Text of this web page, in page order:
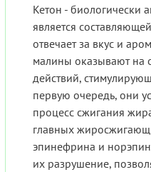
Кетон - биологически
является
отвечает за вкус и
малины оказывают на
действий,
первую очередь, они
процесс сжигания
главных
эпинефрина и
их разрушение,